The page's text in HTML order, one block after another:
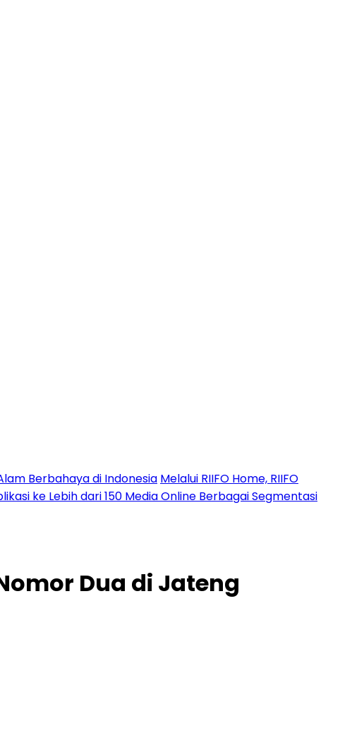
Berbahaya di Indonesia Melalui RIIFO Home, RIIFO
ke Lebih dari 150 Media Online Berbagai Segmentasi
Dua di Jateng